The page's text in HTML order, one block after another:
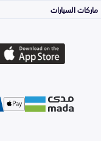
ماركات السيارات